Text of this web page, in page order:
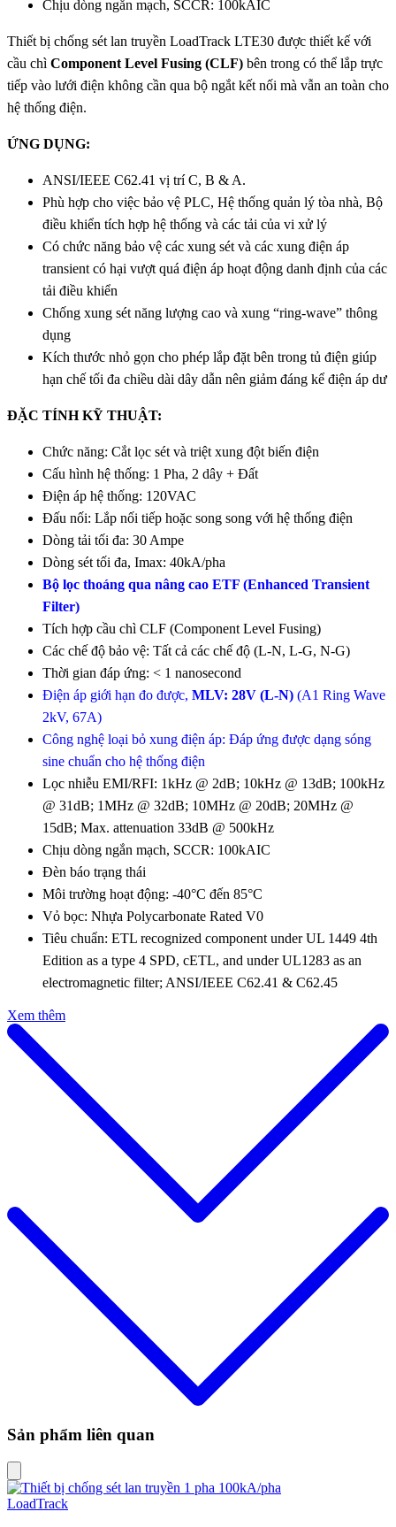
Chịu dòng ngắn mạch, SCCR: 100kAIC
Thiết bị chống sét lan truyền LoadTrack LTE30 được thiết kế với
cầu chì Component Level Fusing (CLF) bên trong có thể lắp trực
tiếp vào lưới điện không cần qua bộ ngắt kết nối mà vẫn an toàn cho
hệ thống điện.
ỨNG DỤNG:
ANSI/IEEE C62.41 vị trí C, B & A.
Phù hợp cho việc bảo vệ PLC, Hệ thống quản lý tòa nhà, Bộ
điều khiển tích hợp hệ thống và các tải của vi xử lý
Có chức năng bảo vệ các xung sét và các xung điện áp
transient có hại vượt quá điện áp hoạt động danh định của các
tải điều khiển
Chống xung sét năng lượng cao và xung “ring-wave” thông
dụng
Kích thước nhỏ gọn cho phép lắp đặt bên trong tủ điện giúp
hạn chế tối đa chiều dài dây dẫn nên giảm đáng kể điện áp dư
ĐẶC TÍNH KỸ THUẬT:
Chức năng: Cắt lọc sét và triệt xung đột biến điện
Cấu hình hệ thống: 1 Pha, 2 dây + Đất
Điện áp hệ thống: 120VAC
Đấu nối: Lắp nối tiếp hoặc song song với hệ thống điện
Dòng tải tối đa: 30 Ampe
Dòng sét tối đa, Imax: 40kA/pha
Bộ lọc thoáng qua nâng cao ETF (Enhanced Transient
Filter)
Tích hợp cầu chì CLF (Component Level Fusing)
Các chế độ bảo vệ: Tất cả các chế độ (L-N, L-G, N-G)
Thời gian đáp ứng: < 1 nanosecond
Điện áp giới hạn đo được, MLV: 28V (L-N) (A1 Ring Wave
2kV, 67A)
Công nghệ loại bỏ xung điện áp: Đáp ứng được dạng sóng
sine chuẩn cho hệ thống điện
Lọc nhiễu EMI/RFI: 1kHz @ 2dB; 10kHz @ 13dB; 100kHz
@ 31dB; 1MHz @ 32dB; 10MHz @ 20dB; 20MHz @
15dB; Max. attenuation 33dB @ 500kHz
Chịu dòng ngắn mạch, SCCR: 100kAIC
Đèn báo trạng thái
Môi trường hoạt động: -40°C đến 85°C
Vỏ bọc: Nhựa Polycarbonate Rated V0
Tiêu chuẩn: ETL recognized component under UL 1449 4th
Edition as a type 4 SPD, cETL, and under UL1283 as an
electromagnetic filter; ANSI/IEEE C62.41 & C62.45
Xem thêm
Sản phẩm liên quan
LoadTrack